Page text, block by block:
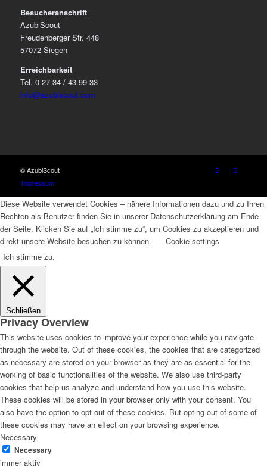
Besucheranschrift
AzubiScout
Freudenberger Str. 448
57072 Siegen
Erreichbarkeit
Tel. 0 27 34 / 43 99 33
info@azubiscout.com
© AzubiScout
Impressum
Diese Website verwendet Cookies – nähere Informationen dazu und zu Ihren
Rechten als Benutzer finden Sie in unserer Datenschutzerklärung am Ende
der Seite. Klicken Sie auf „Ich stimme zu“, um Cookies zu akzeptieren und
direkt unsere Website besuchen zu können.
Cookie settings
Ich stimme zu.
Schließen
Privacy Overview
This website uses cookies to improve your experience while you navigate
through the website. Out of these cookies, the cookies that are categorized
as necessary are stored on your browser as they are as essential for the
working of basic functionalities of the website. We also use third-party
cookies that help us analyze and understand how you use this website.
These cookies will be stored in your browser only with your consent. You
also have the option to opt-out of these cookies. But opting out of some of
these cookies may have an effect on your browsing experience.
Necessary
Necessary
immer aktiv